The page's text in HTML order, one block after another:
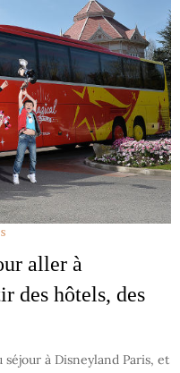
aller à
des hôtels, des
à Disneyland Paris, et